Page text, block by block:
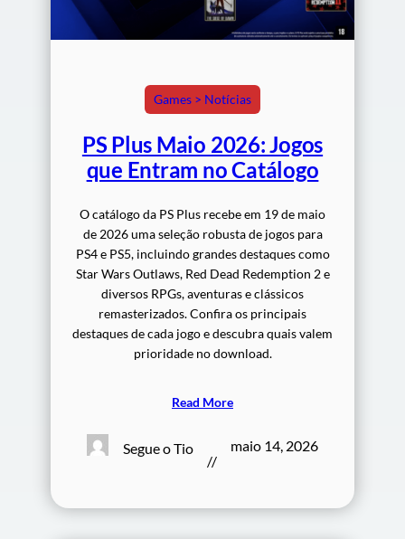
Games > Notícias
PS Plus Maio 2026: Jogos
que Entram no Catálogo
O catálogo da PS Plus recebe em 19 de maio
de 2026 uma seleção robusta de jogos para
PS4 e PS5, incluindo grandes destaques como
Star Wars Outlaws, Red Dead Redemption 2 e
diversos RPGs, aventuras e clássicos
remasterizados. Confira os principais
destaques de cada jogo e descubra quais valem
prioridade no download.
Read More
Segue o Tio
//
maio 14, 2026